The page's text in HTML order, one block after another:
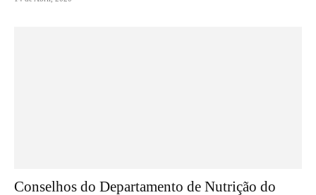
Conselhos do Departamento de Nutrição do